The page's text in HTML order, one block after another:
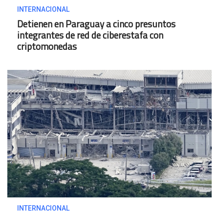
INTERNACIONAL
Detienen en Paraguay a cinco presuntos
integrantes de red de ciberestafa con
criptomonedas
INTERNACIONAL